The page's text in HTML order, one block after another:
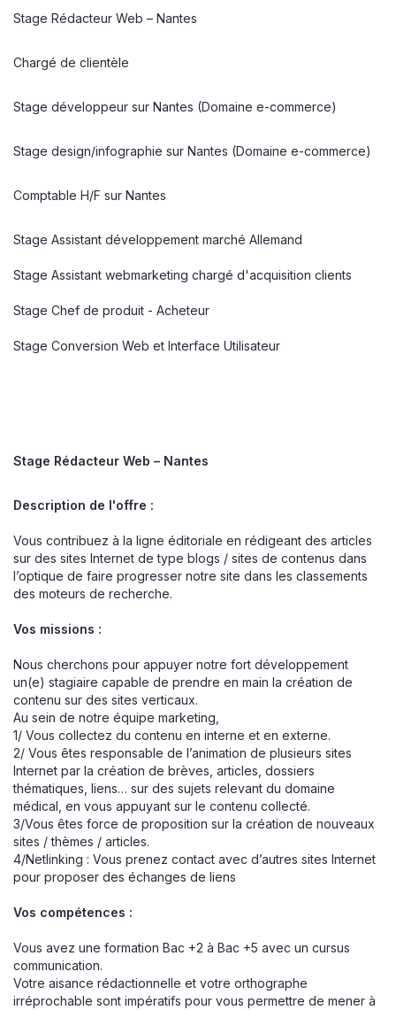
Stage Rédacteur Web – Nantes
Chargé de clientèle
Stage développeur sur Nantes (Domaine e-commerce)
Stage design/infographie sur Nantes (Domaine e-commerce)
Comptable H/F sur Nantes
Stage Assistant développement marché Allemand
Stage Assistant webmarketing chargé d'acquisition clients
Stage Chef de produit - Acheteur
Stage Conversion Web et Interface Utilisateur
Stage Rédacteur Web – Nantes
Description de l'offre :
Vous contribuez à la ligne éditoriale en rédigeant des articles
sur des sites Internet de type blogs / sites de contenus dans
l’optique de faire progresser notre site dans les classements
des moteurs de recherche.
Vos missions :
Nous cherchons pour appuyer notre fort développement
un(e) stagiaire capable de prendre en main la création de
contenu sur des sites verticaux.
Au sein de notre équipe marketing,
1/ Vous collectez du contenu en interne et en externe.
2/ Vous êtes responsable de l’animation de plusieurs sites
Internet par la création de brèves, articles, dossiers
thématiques, liens… sur des sujets relevant du domaine
médical, en vous appuyant sur le contenu collecté.
3/Vous êtes force de proposition sur la création de nouveaux
sites / thèmes / articles.
4/Netlinking : Vous prenez contact avec d’autres sites Internet
pour proposer des échanges de liens
Vos compétences :
Vous avez une formation Bac +2 à Bac +5 avec un cursus
communication.
Votre aisance rédactionnelle et votre orthographe
irréprochable sont impératifs pour vous permettre de mener à